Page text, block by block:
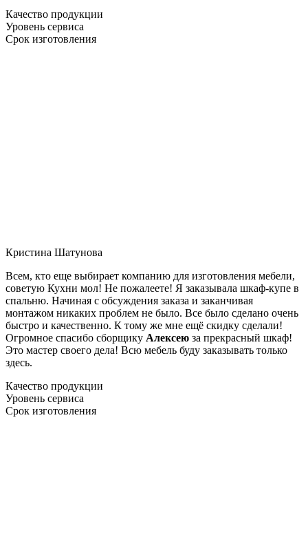
Качество продукции
Уровень сервиса
Срок изготовления
Кристина Шатунова
Всем, кто еще выбирает компанию для изготовления мебели,
советую Кухни мол! Не пожалеете! Я заказывала шкаф-купе в
спальню. Начиная с обсуждения заказа и заканчивая
монтажом никаких проблем не было. Все было сделано очень
быстро и качественно. К тому же мне ещё скидку сделали!
Огромное спасибо сборщику Алексею за прекрасный шкаф!
Это мастер своего дела! Всю мебель буду заказывать только
здесь.
Качество продукции
Уровень сервиса
Срок изготовления